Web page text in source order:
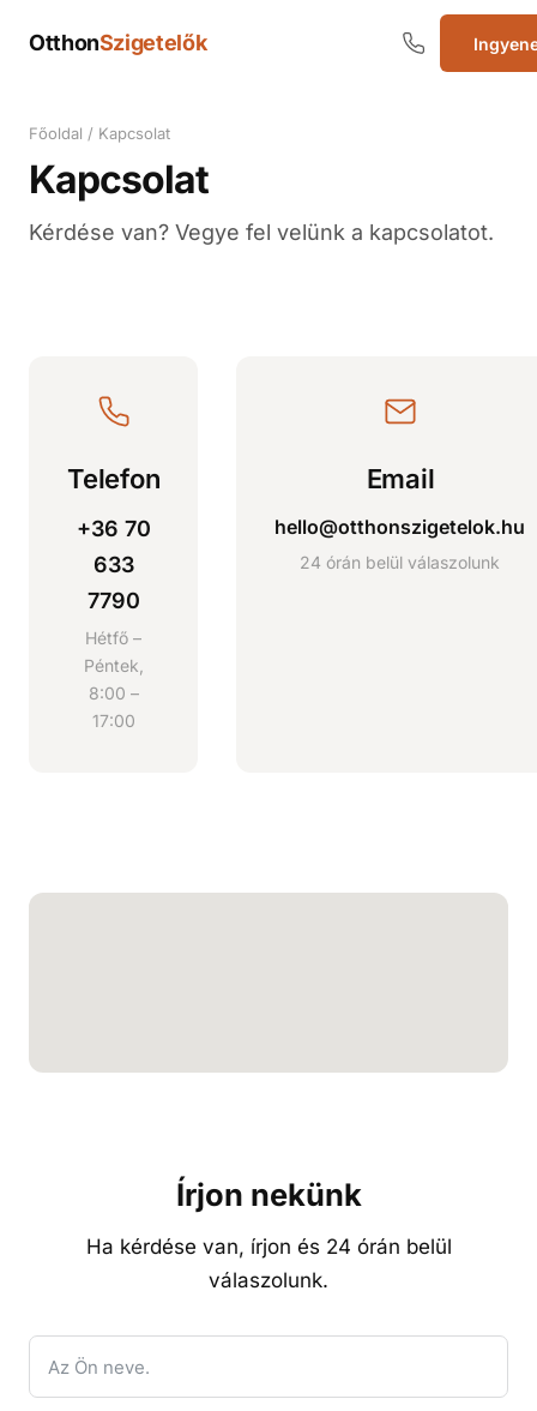
OtthonSzigetelők
Szigetelők
Főoldal / Kapcsolat
Kapcsolat
Kérdése van? Vegye fel velünk a kapcsolatot.
Telefon
+36 70
633
7790
Hétfő –
Péntek,
8:00 –
17:00
Email
hello@otthonszigetelok.hu
24 órán belül válaszolunk
Írjon nekünk
Ha kérdése van, írjon és 24 órán belül
válaszolunk.